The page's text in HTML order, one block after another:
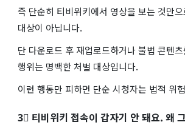
즉 단순히 티비위키에서 영상을 보는 것만
대상이 아닙니다.
단 다운로드 후 재업로드하거나 불법 콘텐
행위는 명백한 처벌 대상입니다.
이런 행동만 피하면 단순 시청자는 법적 위
3⃣ 티비위키 접속이 갑자기 안 돼요. 왜